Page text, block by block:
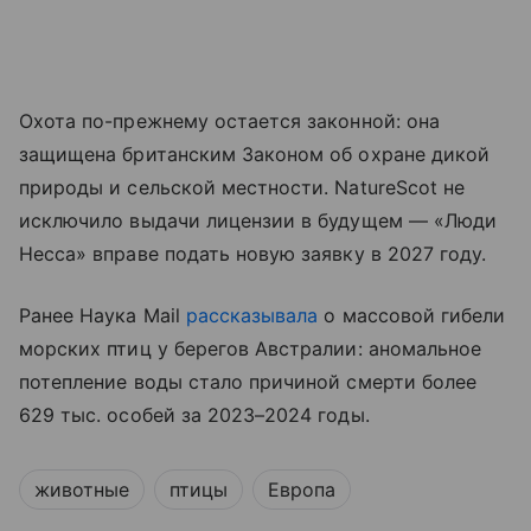
Охота по-прежнему остается законной: она
защищена британским Законом об охране дикой
природы и сельской местности. NatureScot не
исключило выдачи лицензии в будущем — «Люди
Несса» вправе подать новую заявку в 2027 году.
Ранее Наука Mail рассказывала о массовой гибели
морских птиц у берегов Австралии: аномальное
потепление воды стало причиной смерти более
629 тыс. особей за 2023–2024 годы.
животные птицы Европа